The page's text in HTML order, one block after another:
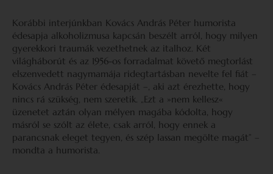
Korábbi interjúnkban Kovács András Péter humorista
édesapja alkoholizmusa kapcsán beszélt arról, hogy milyen
gyerekkori traumák vezethetnek az italhoz. Két
világháborút és az 1956-os forradalmat követő megtorlást
elszenvedett nagymamája ridegtartásban nevelte fel fiát –
Kovács András Péter édesapját –, aki azt érezhette, hogy
nincs rá szükség, nem szeretik. „Ezt a »nem kellesz«
üzenetet aztán olyan mélyen magába kódolta, hogy
másról se szólt az élete, csak arról, hogy ennek a
parancsnak eleget tegyen, és szép lassan megölte magát” –
mondta a humorista.